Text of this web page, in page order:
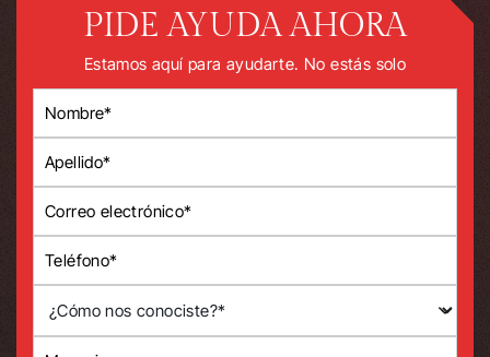
PIDE AYUDA AHORA
Estamos aquí para ayudarte. No estás solo